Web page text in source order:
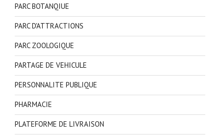
PARC BOTANQIUE
PARC D'ATTRACTIONS
PARC ZOOLOGIQUE
PARTAGE DE VEHICULE
PERSONNALITE PUBLIQUE
PHARMACIE
PLATEFORME DE LIVRAISON